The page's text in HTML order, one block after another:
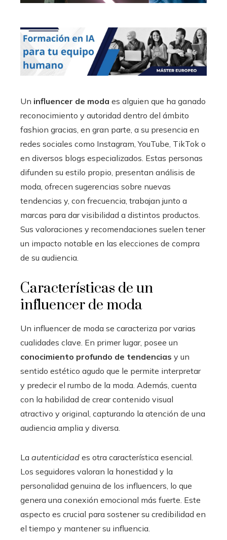
Un influencer de moda es alguien que ha ganado
reconocimiento y autoridad dentro del ámbito
fashion gracias, en gran parte, a su presencia en
redes sociales como Instagram, YouTube, TikTok o
en diversos blogs especializados. Estas personas
difunden su estilo propio, presentan análisis de
moda, ofrecen sugerencias sobre nuevas
tendencias y, con frecuencia, trabajan junto a
marcas para dar visibilidad a distintos productos.
Sus valoraciones y recomendaciones suelen tener
un impacto notable en las elecciones de compra
de su audiencia.
Características de un
influencer de moda
Un influencer de moda se caracteriza por varias
cualidades clave. En primer lugar, posee un
conocimiento profundo de tendencias y un
sentido estético agudo que le permite interpretar
y predecir el rumbo de la moda. Además, cuenta
con la habilidad de crear contenido visual
atractivo y original, capturando la atención de una
audiencia amplia y diversa.
La autenticidad es otra característica esencial.
Los seguidores valoran la honestidad y la
personalidad genuina de los influencers, lo que
genera una conexión emocional más fuerte. Este
aspecto es crucial para sostener su credibilidad en
el tiempo y mantener su influencia.